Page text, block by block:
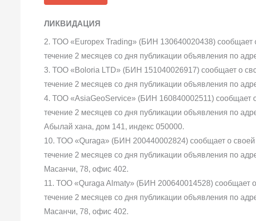
ЛИКВИДАЦИЯ
2. ТОО «Europex Trading» (БИН 130640020438) сообщает
течение 2 месяцев со дня публикации объявления по
3. ТОО «Boloria LTD» (БИН 151040026917) сообщает о
течение 2 месяцев со дня публикации объявления по
4. ТОО «AsiaGeoService» (БИН 160840002511) сообщает
течение 2 месяцев со дня публикации объявления по
Абылай хана, дом 141, индекс 050000.
10. ТОО «Quraga» (БИН 200440002824) сообщает о
течение 2 месяцев со дня публикации объявления по
Масанчи, 78, офис 402.
11. ТОО «Quraga Almaty» (БИН 200640014528) сообщает
течение 2 месяцев со дня публикации объявления по
Масанчи, 78, офис 402.